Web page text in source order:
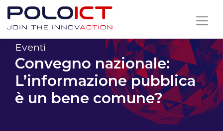
Skip
contentEventi
Convegno nazionale:
L’informazione pubblica
è un bene comune?